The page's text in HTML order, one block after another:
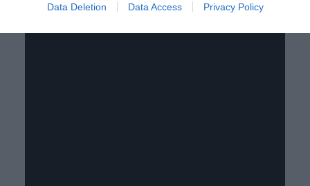
Data Deletion Data Access Privacy Policy